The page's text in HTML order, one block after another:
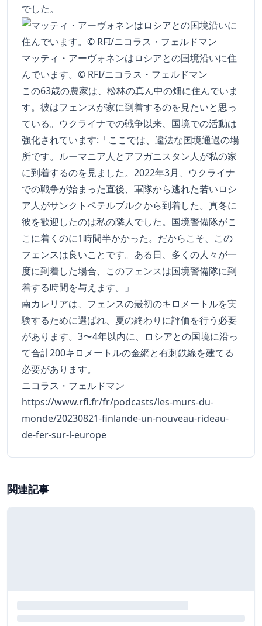
でした。
マッティ・アーヴォネンはロシアとの国境沿いに住
んでいます。© RFI/ニコラス・フェルドマン
この63歳の農家は、松林の真ん中の畑に住んでいま
す。彼はフェンスが家に到着するのを見たいと思っ
ている。ウクライナでの戦争以来、国境での活動は
強化されています:「ここでは、違法な国境通過の場
所です。ルーマニア人とアフガニスタン人が私の家
に到着するのを見ました。2022年3月、ウクライナ
での戦争が始まった直後、軍隊から逃れた若いロシ
ア人がサンクトペテルブルクから到着した。真冬に
彼を歓迎したのは私の隣人でした。国境警備隊がこ
こに着くのに1時間半かかった。だからこそ、この
フェンスは良いことです。ある日、多くの人々が一
度に到着した場合、このフェンスは国境警備隊に到
着する時間を与えます。」
南カレリアは、フェンスの最初のキロメートルを実
験するために選ばれ、夏の終わりに評価を行う必要
があります。3〜4年以内に、ロシアとの国境に沿っ
て合計200キロメートルの金網と有刺鉄線を建てる
必要があります。
ニコラス・フェルドマン
https://www.rfi.fr/fr/podcasts/les-murs-du-
monde/20230821-finlande-un-nouveau-rideau-
de-fer-sur-l-europe
関連記事